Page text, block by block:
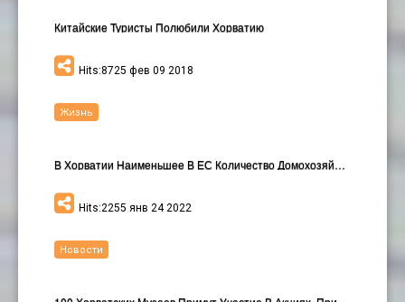
Китайские Туристы Полюбили Хорватию
Hits:8725 фев 09 2018
В Хорватии Наименьшее В ЕС Количество Домохозяйств…
Hits:2255 янв 24 2022
Жизнь
Новости